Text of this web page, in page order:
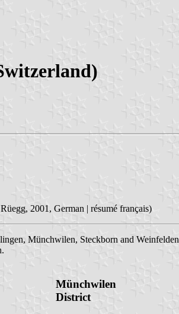
2001, German | résumé français)
Münchwilen, Steckborn and Weinfelden
Münchwilen
District